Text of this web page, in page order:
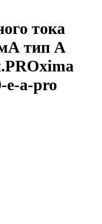
тока
тип A
e-a-pro